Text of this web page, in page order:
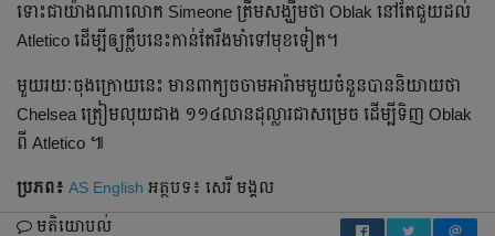
ទោះ​ជា​យ៉ាង​ណា​លោក​ Simeone ត្រឹមសង្ឃឹម​ថា​ Oblak នៅ​តែ​ជួយ​ដល់​
Atletico ដើម្បី​ឲ្យ​ក្លឹប​នេះ​កាន់​តែ​រឹង​មាំ​ទៅ​មុខ​ទៀត​។
មួយ​រយៈ​ចុង​ក្រោយ​នេះ​ មាន​ពាក្យ​ចចាមអារ៉ាម​មួយ​ចំនួន​បាន​និយាយ​ថា​
Chelsea ត្រៀម​លុយ​ជាង​ ១១៤​លាន​ដុល្លារ​ជា​សម្រេច​ ដើម្បី​ទិញ​ Oblak
ពី​ Atletico ៕
ប្រភព៖ AS English អត្ថបទ៖ សេរី មង្គល
មតិយោបល់